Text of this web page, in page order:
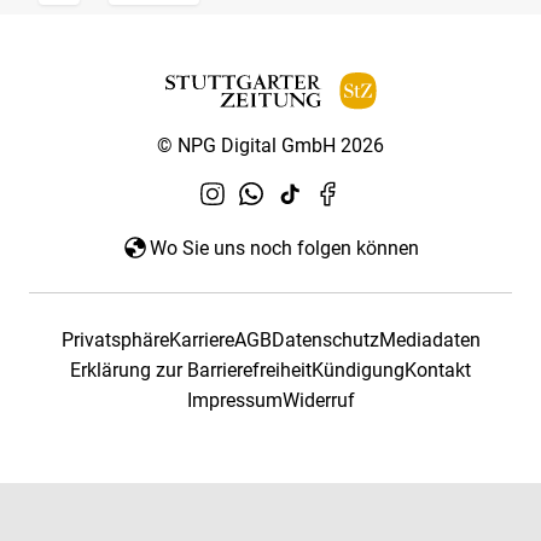
© NPG Digital GmbH 2026
Wo Sie uns noch folgen können
PrivatsphäreKarriereAGBDatenschutzMediadaten
Erklärung zur BarrierefreiheitKündigungKontakt
ImpressumWiderruf